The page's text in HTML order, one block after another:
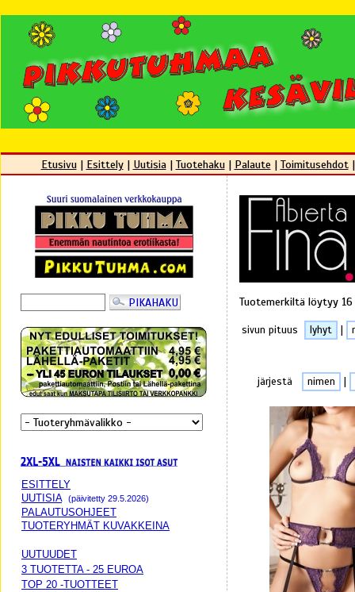
Etusivu| Esittely| Uutisia| Tuotehaku| Palaute | Toimitusehdot
ESITTELY
UUTISIA
(päivitetty 29.5.2026)
PALAUTUSOHJEET
TUOTERYHMÄT KUVAKKEINA
UUTUUDET
3 TUOTETTA - 25 EUROA
TOP 20 -TUOTTEET
Tuotemerkiltä löytyy
sivun pituus lyhyt
järjestä nimen